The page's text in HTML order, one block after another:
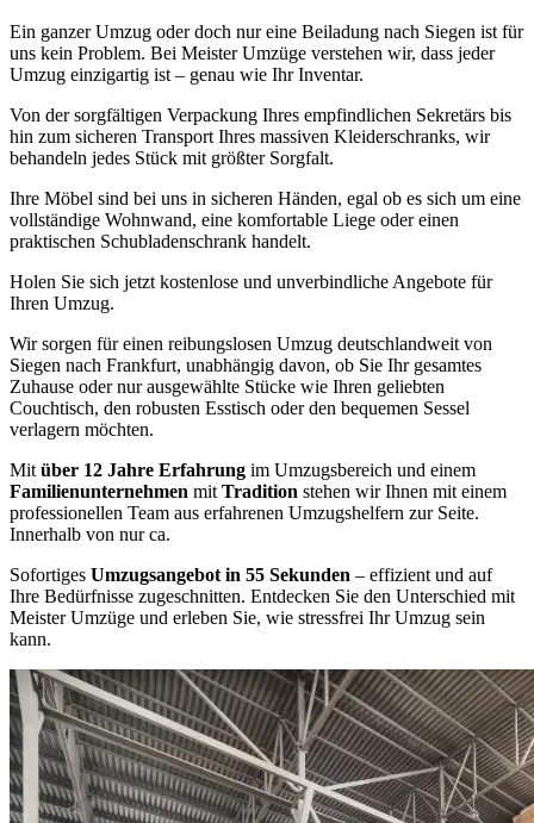
Ein ganzer Umzug oder doch nur eine Beiladung nach Siegen ist für
uns kein Problem. Bei Meister Umzüge verstehen wir, dass jeder
Umzug einzigartig ist – genau wie Ihr Inventar.
Von der sorgfältigen Verpackung Ihres empfindlichen Sekretärs bis
hin zum sicheren Transport Ihres massiven Kleiderschranks, wir
behandeln jedes Stück mit größter Sorgfalt.
Ihre Möbel sind bei uns in sicheren Händen, egal ob es sich um eine
vollständige Wohnwand, eine komfortable Liege oder einen
praktischen Schubladenschrank handelt.
Holen Sie sich jetzt kostenlose und unverbindliche Angebote für
Ihren Umzug.
Wir sorgen für einen reibungslosen Umzug deutschlandweit von
Siegen nach Frankfurt, unabhängig davon, ob Sie Ihr gesamtes
Zuhause oder nur ausgewählte Stücke wie Ihren geliebten
Couchtisch, den robusten Esstisch oder den bequemen Sessel
verlagern möchten.
Mit über 12 Jahre Erfahrung im Umzugsbereich und einem
Familienunternehmen mit Tradition stehen wir Ihnen mit einem
professionellen Team aus erfahrenen Umzugshelfern zur Seite.
Innerhalb von nur ca.
Sofortiges Umzugsangebot in 55 Sekunden – effizient und auf
Ihre Bedürfnisse zugeschnitten. Entdecken Sie den Unterschied mit
Meister Umzüge und erleben Sie, wie stressfrei Ihr Umzug sein
kann.